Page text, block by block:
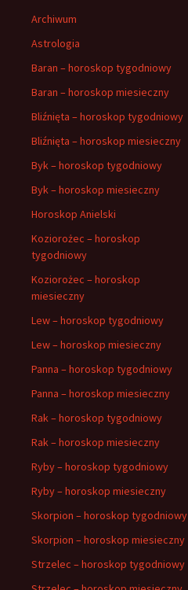
Archiwum
Astrologia
Baran – horoskop tygodniowy
Baran – horoskop miesieczny
Bliźnięta – horoskop tygodniowy
Bliźnięta – horoskop miesieczny
Byk – horoskop tygodniowy
Byk – horoskop miesieczny
Horoskop Anielski
Koziorożec – horoskop
tygodniowy
Koziorożec – horoskop
miesieczny
Lew – horoskop tygodniowy
Lew – horoskop miesieczny
Panna – horoskop tygodniowy
Panna – horoskop miesieczny
Rak – horoskop tygodniowy
Rak – horoskop miesieczny
Ryby – horoskop tygodniowy
Ryby – horoskop miesieczny
Skorpion – horoskop tygodniowy
Skorpion – horoskop miesieczny
Strzelec – horoskop tygodniowy